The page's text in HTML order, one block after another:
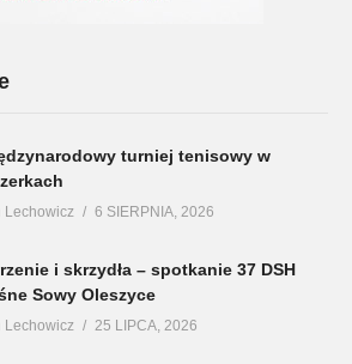
turniej tenisowy w
Lechowicz 6 SIERPNIA, 2026
i skrzydła – spotkanie 37 DSH
Sowy Oleszyce
Lechowicz 25 LIPCA, 2026